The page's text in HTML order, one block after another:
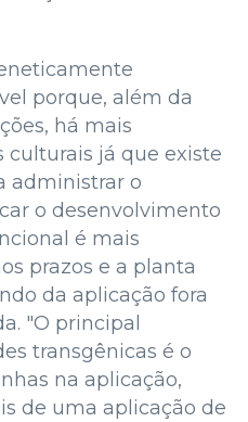
porque, além da
há mais
já que existe
administrar o
o desenvolvimento
é mais
prazos e a planta
da aplicação fora
"O principal
transgênicas é o
na aplicação,
de uma aplicação de